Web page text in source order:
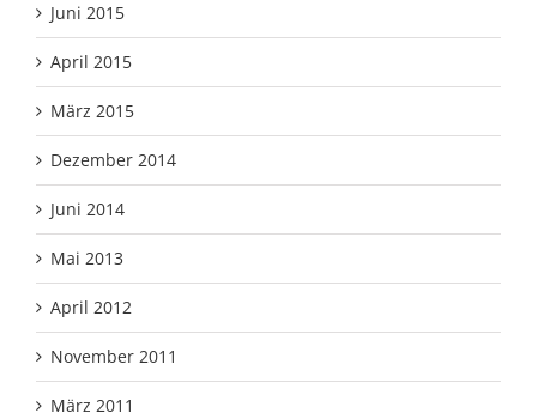
Juni 2015
April 2015
März 2015
Dezember 2014
Juni 2014
Mai 2013
April 2012
November 2011
März 2011